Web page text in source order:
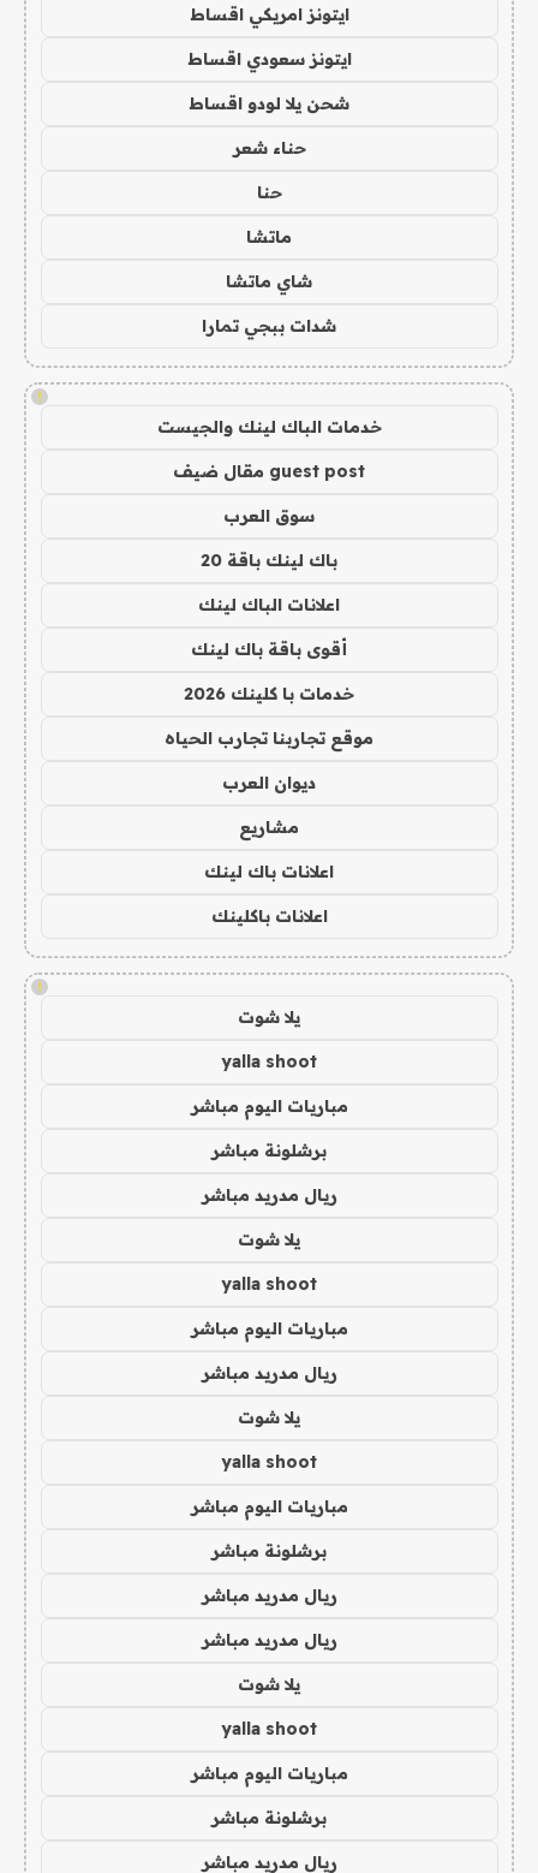
ايتونز امريكي اقساط
ايتونز سعودي اقساط
شحن يلا لودو اقساط
حناء شعر
حنا
ماتشا
شاي ماتشا
شدات ببجي تمارا
!
خدمات الباك لينك والجيست
guest post مقال ضيف
سوق العرب
باك لينك باقة 20
اعلانات الباك لينك
أقوى باقة باك لينك
خدمات با كلينك 2026
موقع تجاربنا تجارب الحياه
ديوان العرب
مشاريع
اعلانات باك لينك
اعلانات باكلينك
!
يلا شوت
yalla shoot
مباريات اليوم مباشر
برشلونة مباشر
ريال مدريد مباشر
يلا شوت
yalla shoot
مباريات اليوم مباشر
ريال مدريد مباشر
يلا شوت
yalla shoot
مباريات اليوم مباشر
برشلونة مباشر
ريال مدريد مباشر
ريال مدريد مباشر
يلا شوت
yalla shoot
مباريات اليوم مباشر
برشلونة مباشر
ريال مدريد مباشر